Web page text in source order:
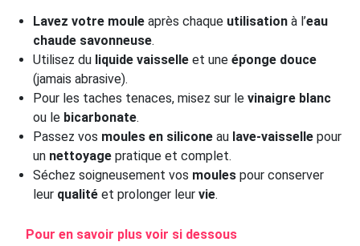
Lavez votre moule après chaque utilisation à l’eau
chaude savonneuse.
Utilisez du liquide vaisselle et uneéponge douce
(jamais abrasive).
Pour les taches tenaces, misez sur levinaigre blanc
ou le bicarbonate.
Passez vos moules en silicone au lave-vaisselle pour
un nettoyage pratique et complet.
Séchez soigneusement vos moules pour conserver
leur qualité et prolonger leurvie.
Pour en savoir plus voir si dessous